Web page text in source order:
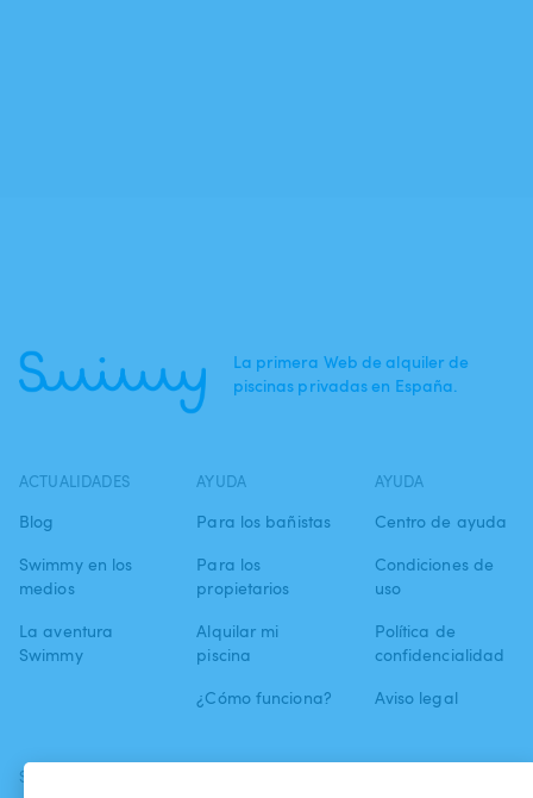
La primera Web de alquiler de
piscinas privadas en España.
ACTUALIDADES
Blog
Swimmy en los
medios
La aventura
Swimmy
AYUDA
Para los bañistas
Para los
propietarios
Alquilar mi
piscina
¿Cómo funciona?
AYUDA
Centro de ayuda
Condiciones de
uso
Política de
confidencialidad
Aviso legal
SÍGUENOS